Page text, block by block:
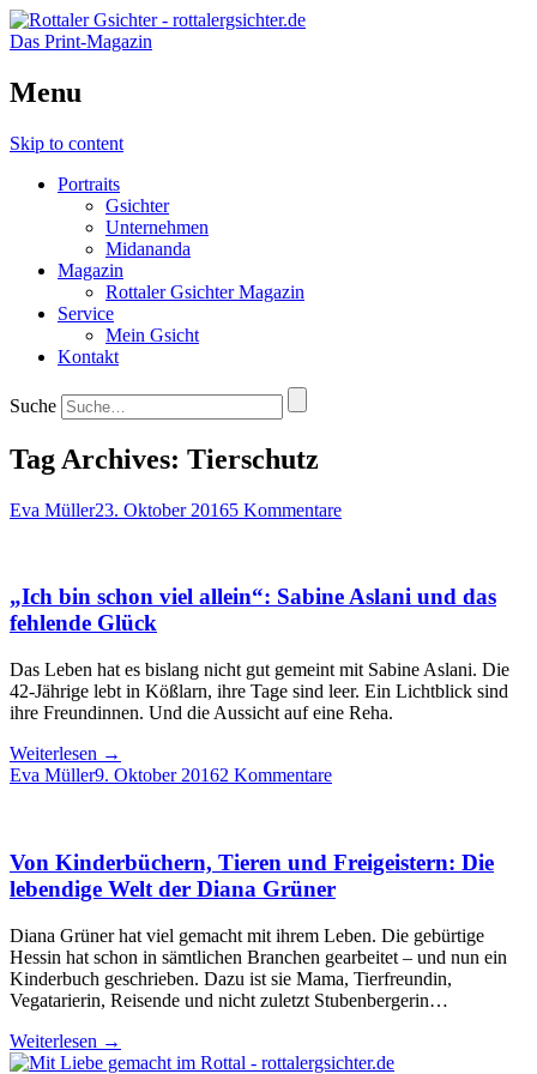
Das Print-Magazin
Menu
Skip to content
Portraits
Gsichter
Unternehmen
Midananda
Magazin
Rottaler Gsichter Magazin
Service
Mein Gsicht
Kontakt
Suche
Tag Archives: Tierschutz
Eva Müller23. Oktober 20165 Kommentare
„Ich bin schon viel allein“: Sabine Aslani und das
fehlende Glück
Das Leben hat es bislang nicht gut gemeint mit Sabine Aslani. Die
42-Jährige lebt in Kößlarn, ihre Tage sind leer. Ein Lichtblick sind
ihre Freundinnen. Und die Aussicht auf eine Reha.
Weiterlesen →
Eva Müller9. Oktober 20162 Kommentare
Von Kinderbüchern, Tieren und Freigeistern: Die
lebendige Welt der Diana Grüner
Diana Grüner hat viel gemacht mit ihrem Leben. Die gebürtige
Hessin hat schon in sämtlichen Branchen gearbeitet – und nun ein
Kinderbuch geschrieben. Dazu ist sie Mama, Tierfreundin,
Vegatarierin, Reisende und nicht zuletzt Stubenbergerin…
Weiterlesen →